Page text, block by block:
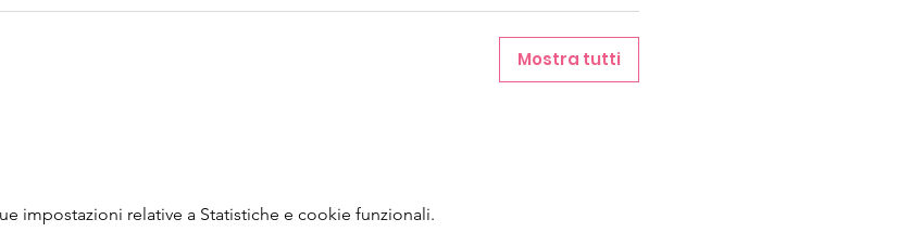
Mostra tutti
impostazioni relative a Statistiche e cookie funzionali.